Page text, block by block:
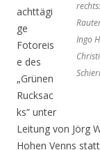
Ingo
achttägi
ge
Fotoreis
e des
„Grünen
Rucksac
ks“ unter
Leitung von Jörg
Hohen Venns